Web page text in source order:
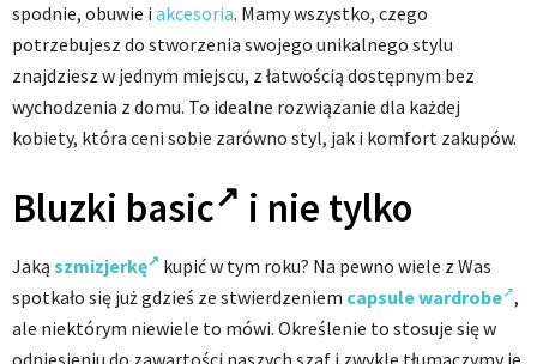
spodnie, obuwie i akcesoria. Mamy wszystko, czego
potrzebujesz do stworzenia swojego unikalnego stylu
znajdziesz w jednym miejscu, z łatwością dostępnym bez
wychodzenia z domu. To idealne rozwiązanie dla każdej
kobiety, która ceni sobie zarówno styl, jak i komfort zakupów.
Bluzki basic i nie tylko
Jaką szmizjerkę
kupić w tym roku? Na pewno wiele z Was
spotkało się już gdzieś ze stwierdzeniem capsule wardrobe ,
ale niektórym niewiele to mówi. Określenie to stosuje się w